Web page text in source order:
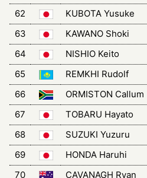
62
KUBOTA Yusuke
63
KAWANO Shoki
64
NISHIO Keito
65
REMKHI Rudolf
66
ORMISTON Callum
67
TOBARU Hayato
68
SUZUKI Yuzuru
69
HONDA Haruhi
70
CAVANAGH Ryan